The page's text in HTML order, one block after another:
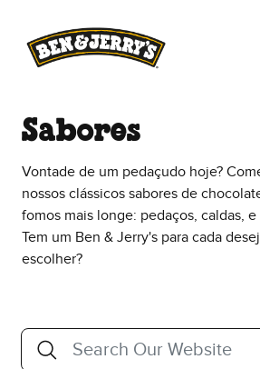
Sabores
Vontade de um pedaçudo hoje?
nossos clássicos sabores de
fomos mais longe: pedaços, caldas,
Tem um Ben & Jerry's para cada
escolher?
Search Our Website